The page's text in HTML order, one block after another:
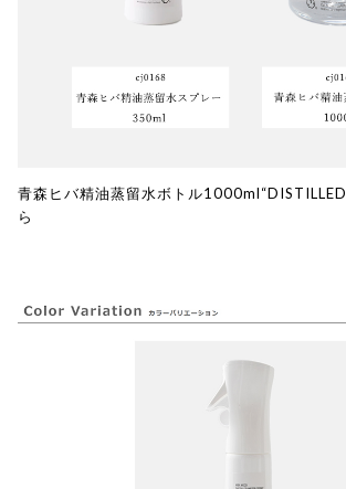
青森ヒバ精油蒸留水ボトル
ら